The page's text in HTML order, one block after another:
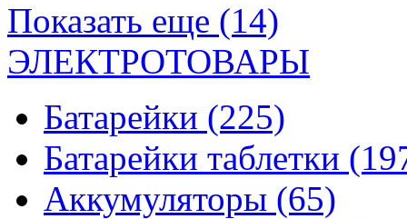
Показать еще (14)
ЭЛЕКТРОТОВАРЫ
Батарейки (225)
Батарейки таблетки
Аккумуляторы (65)